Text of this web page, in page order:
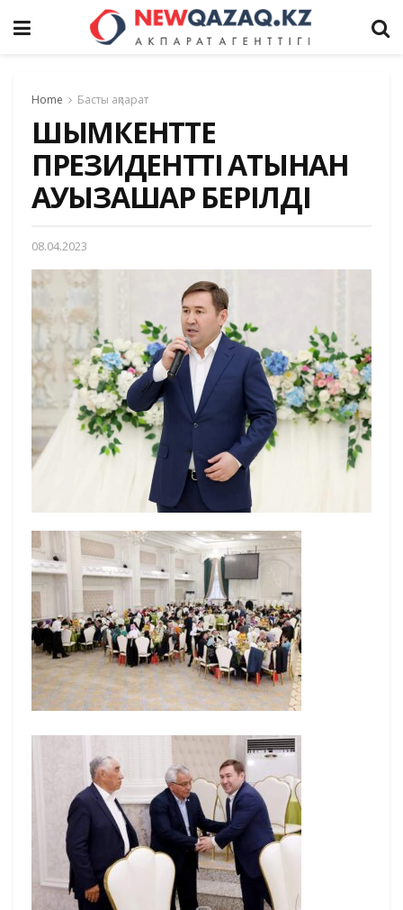
Home Басты ақпарат
ШЫМКЕНТТЕ
ПРЕЗИДЕНТТІҢ АТЫНАН
АУЫЗАШАР БЕРІЛДІ
08.04.2023